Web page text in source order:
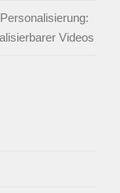
Videos